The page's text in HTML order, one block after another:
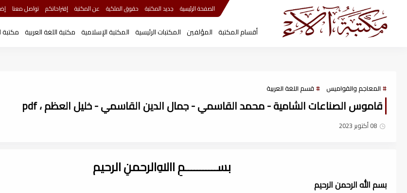
الصفحة الرئيسية جديد المكتبة حقوق الملكية عن المكتبة إقتراحاتكم تواصل معنا
أقسام المكتبة المؤلفين المكتبات الرئيسية المكتبة الإسلامية مكتبة اللغة العربية مكتبة
المعاجم والقواميس قسم اللغة العربية
قاموس الصناعات الشامية - محمد القاسمي - جمال الدين القاسمي - خليل العظم ، pdf
08 أكتوبر 2023
بســـــــــــمِ اﷲِالرحمنِ الرحيم
بسم الله الرحمن الرحيم